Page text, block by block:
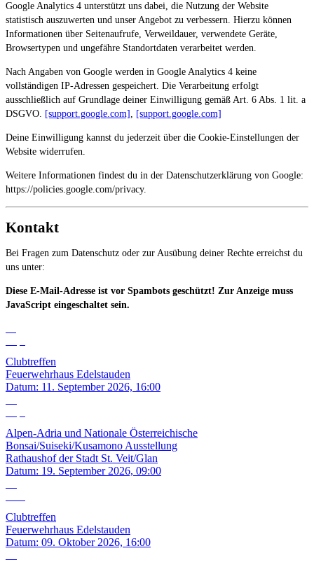
Google Analytics 4 unterstützt uns dabei, die Nutzung der Website
statistisch auszuwerten und unser Angebot zu verbessern. Hierzu können
Informationen über Seitenaufrufe, Verweildauer, verwendete Geräte,
Browsertypen und ungefähre Standortdaten verarbeitet werden.
Nach Angaben von Google werden in Google Analytics 4 keine
vollständigen IP-Adressen gespeichert. Die Verarbeitung erfolgt
ausschließlich auf Grundlage deiner Einwilligung gemäß Art. 6 Abs. 1 lit. a
DSGVO. [support.google.com] , [support.google.com]
Deine Einwilligung kannst du jederzeit über die Cookie-Einstellungen der
Website widerrufen.
Weitere Informationen findest du in der Datenschutzerklärung von Google:
https://policies.google.com/privacy.
Kontakt
Bei Fragen zum Datenschutz oder zur Ausübung deiner Rechte erreichst du
uns unter:
Diese E-Mail-Adresse ist vor Spambots geschützt! Zur Anzeige muss
JavaScript eingeschaltet sein.
Clubtreffen
Feuerwehrhaus Edelstauden
Datum: 11. September 2026, 16:00
Alpen-Adria und Nationale Österreichische
Bonsai/Suiseki/Kusamono Ausstellung
Rathaushof der Stadt St. Veit/Glan
Datum: 19. September 2026, 09:00
Clubtreffen
Feuerwehrhaus Edelstauden
Datum: 09. Oktober 2026, 16:00